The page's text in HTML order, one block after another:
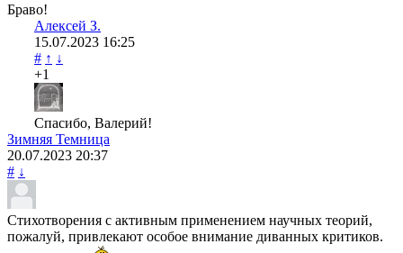
Браво!
Алексей З.
15.07.2023 16:25
# ↑ ↓
+1
Спасибо, Валерий!
Зимняя Темница
20.07.2023 20:37
# ↓
Стихотворения с активным применением научных теорий,
пожалуй, привлекают особое внимание диванных критиков.